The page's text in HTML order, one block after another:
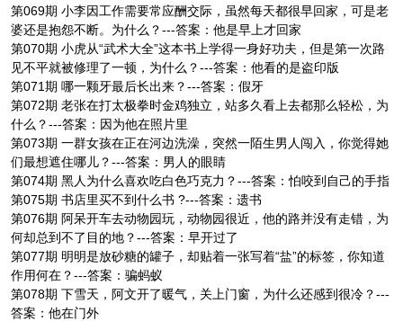
第069期 小李因工作需要常应酬交际，虽然每天都很早回家，可是老
婆还是抱怨不断。为什么？---答案：他是早上才回家
第070期 小虎从“武术大全”这本书上学得一身好功夫，但是第一次路
见不平就被修理了一顿，为什么？---答案：他看的是盗印版
第071期 哪一颗牙最后长出来？---答案：假牙
第072期 老张在打太极拳时金鸡独立，站多久看上去都那么轻松，为
什么？---答案：因为他在照片里
第073期 一群女孩在正在河边洗澡，突然一陌生男人闯入，你觉得她
们最想遮住哪儿？---答案：男人的眼睛
第074期 黑人为什么喜欢吃白色巧克力？---答案：怕咬到自己的手指
第075期 书店里买不到什么书 ?---答案：遗书
第076期 阿呆开车去动物园玩，动物园很近，他的路并没有走错，为
何却总到不了目的地？---答案：早开过了
第077期 明明是放砂糖的罐子，却贴着一张写着“盐”的标签，你知道
作用何在？---答案：骗蚂蚁
第078期 下雪天，阿文开了暖气，关上门窗，为什么还感到很冷？---
答案：他在门外